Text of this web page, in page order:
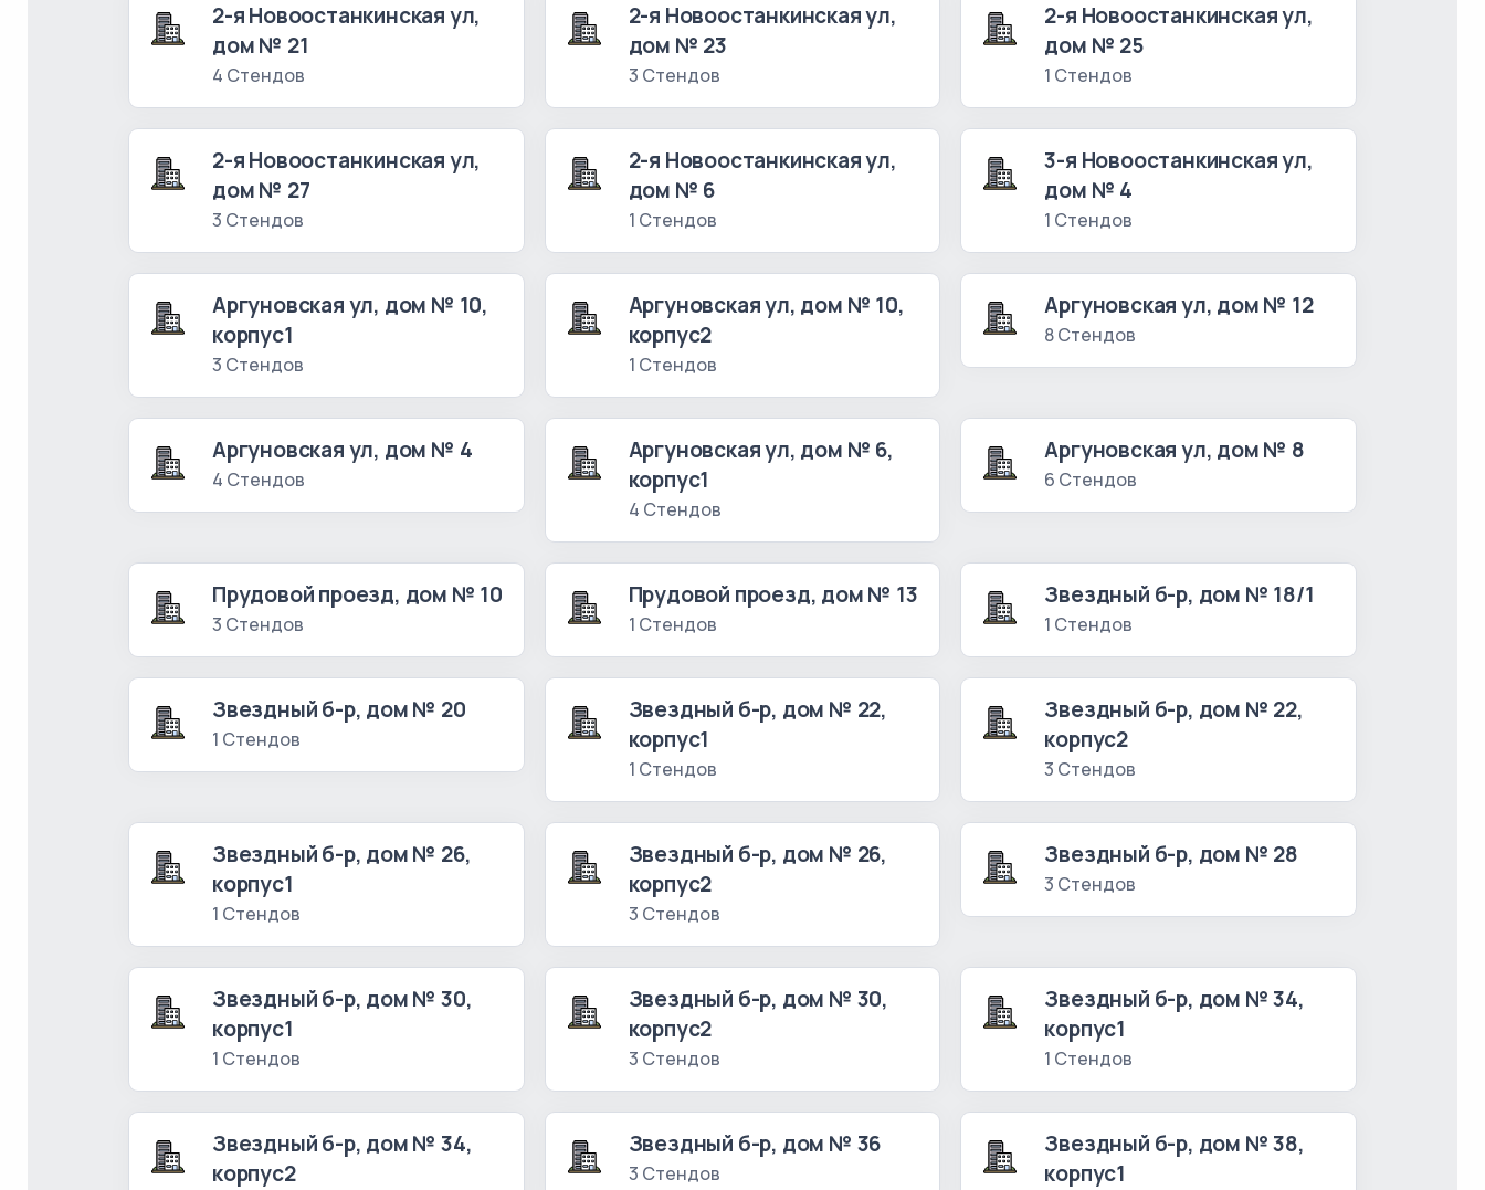
2-я Новоостанкинская ул,
дом № 21
4 Стендов
2-я Новоостанкинская ул,
дом № 23
3 Стендов
2-я Новоостанкинская ул,
дом № 25
1 Стендов
2-я Новоостанкинская ул,
дом № 27
3 Стендов
2-я Новоостанкинская ул,
дом № 6
1 Стендов
3-я Новоостанкинская ул,
дом № 4
1 Стендов
Аргуновская ул, дом № 10,
корпус1
3 Стендов
Аргуновская ул, дом № 10,
корпус2
1 Стендов
Аргуновская ул, дом № 12
8 Стендов
Аргуновская ул, дом № 4
4 Стендов
Аргуновская ул, дом № 6,
корпус1
4 Стендов
Аргуновская ул, дом № 8
6 Стендов
Прудовой проезд, дом № 10
3 Стендов
Прудовой проезд, дом № 13
1 Стендов
Звездный б-р, дом № 18/1
1 Стендов
Звездный б-р, дом № 20
1 Стендов
Звездный б-р, дом № 22,
корпус1
1 Стендов
Звездный б-р, дом № 22,
корпус2
3 Стендов
Звездный б-р, дом № 26,
корпус1
1 Стендов
Звездный б-р, дом № 26,
корпус2
3 Стендов
Звездный б-р, дом № 28
3 Стендов
Звездный б-р, дом № 30,
корпус1
1 Стендов
Звездный б-р, дом № 30,
корпус2
3 Стендов
Звездный б-р, дом № 34,
корпус1
1 Стендов
Звездный б-р, дом № 34,
корпус2
Звездный б-р, дом № 36
3 Стендов
Звездный б-р, дом № 38,
корпус1